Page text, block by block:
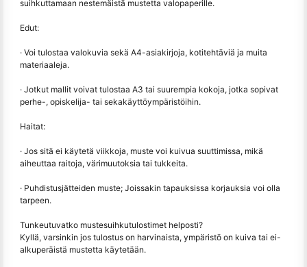
suihkuttamaan nestemäistä mustetta valopaperille.
Edut:
· Voi tulostaa valokuvia sekä A4-asiakirjoja, kotitehtäviä ja muita
materiaaleja.
· Jotkut mallit voivat tulostaa A3 tai suurempia kokoja, jotka sopivat
perhe-, opiskelija- tai sekakäyttöympäristöihin.
Haitat:
· Jos sitä ei käytetä viikkoja, muste voi kuivua suuttimissa, mikä
aiheuttaa raitoja, värimuutoksia tai tukkeita.
· Puhdistusjätteiden muste; Joissakin tapauksissa korjauksia voi olla
tarpeen.
Tunkeutuvatko mustesuihkutulostimet helposti?
Kyllä, varsinkin jos tulostus on harvinaista, ympäristö on kuiva tai ei-
alkuperäistä mustetta käytetään.